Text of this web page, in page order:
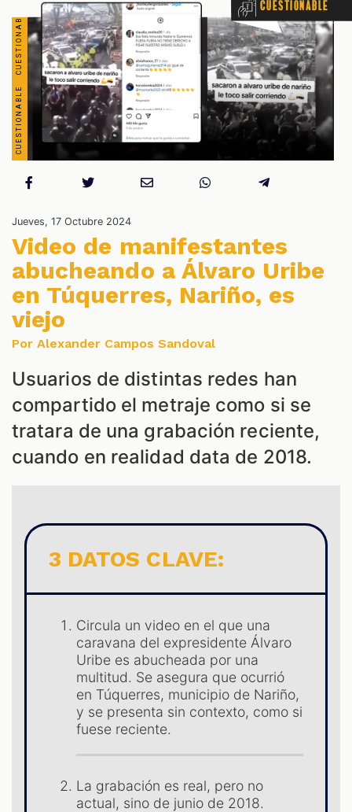
Cuestionable
Jueves, 17 Octubre 2024
Video de manifestantes
abucheando a Álvaro Uribe
en Túquerres, Nariño, es
viejo
Por Alexander Campos Sandoval
Usuarios de distintas redes han
compartido el metraje como si se
tratara de una grabación reciente,
cuando en realidad data de 2018.
3 DATOS CLAVE:
Circula un video en el que una
caravana del expresidente Álvaro
Uribe es abucheada por una
multitud. Se asegura que ocurrió
en Túquerres, municipio de Nariño,
y se presenta sin contexto, como si
fuese reciente.
La grabación es real, pero no
actual, sino de junio de 2018.